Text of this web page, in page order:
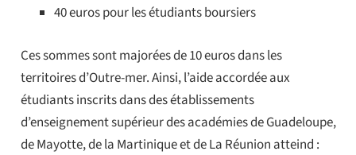
40 euros pour les étudiants boursiers
Ces sommes sont majorées de 10 euros dans les
territoires d’Outre-mer. Ainsi, l’aide accordée aux
étudiants inscrits dans des établissements
d’enseignement supérieur des académies de Guadeloupe,
de Mayotte, de la Martinique et de La Réunion atteind :